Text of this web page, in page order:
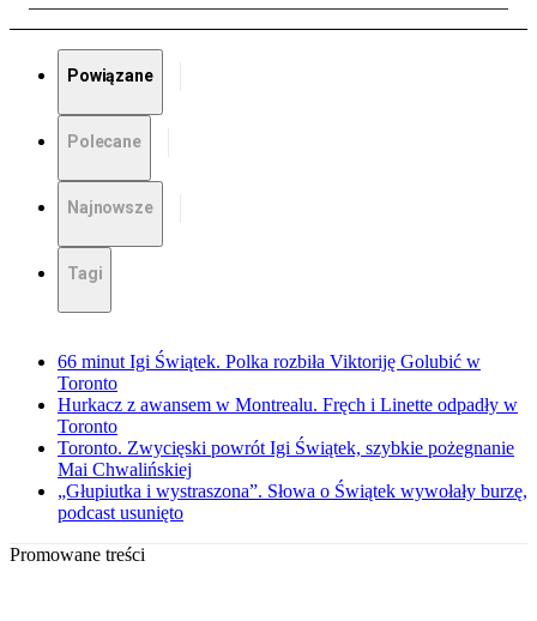
Powiązane
Polecane
Najnowsze
Tagi
66 minut Igi Świątek. Polka rozbiła Viktoriję Golubić w
Toronto
Hurkacz z awansem w Montrealu. Fręch i Linette odpadły w
Toronto
Toronto. Zwycięski powrót Igi Świątek, szybkie pożegnanie
Mai Chwalińskiej
„Głupiutka i wystraszona”. Słowa o Świątek wywołały burzę,
podcast usunięto
Promowane treści